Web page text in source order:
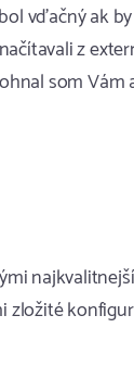
vďačný ak
z
som